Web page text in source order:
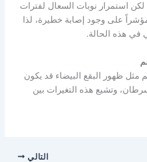
لكن استمرار نوبات السعال لفترات
على وجود إصابة خطيرة، لذا
في هذه الحالة.
مثل ظهور البقع البيضاء قد يكون
وتشيع هذه التغيرات بين
التالي